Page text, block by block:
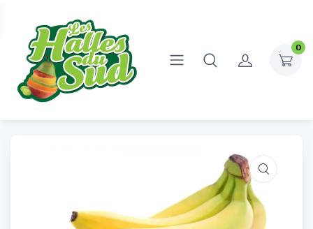
0
Accueil Fruits et légumes